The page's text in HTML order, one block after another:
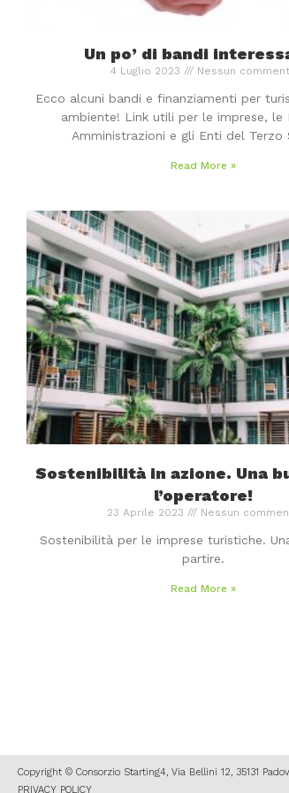
Un po’ di bandi
4 Luglio 2023 Nessun
Ecco alcuni bandi e finanziamenti per
ambiente! Link utili per le imprese, le
Amministrazioni e gli Enti del Terzo
Read More »
Sostenibilità in azione. Una
l’operatore!
23 Aprile 2023 Nessun
Sostenibilità per le imprese turistiche.
partire.
Read More »
Copyright © Consorzio Starting4, Via Bellini 12, 35131
PRIVACY POLICY